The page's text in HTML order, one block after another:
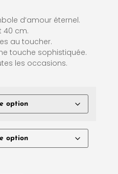
d’amour éternel.
40 cm.
au toucher.
touche sophistiquée.
les occasions.